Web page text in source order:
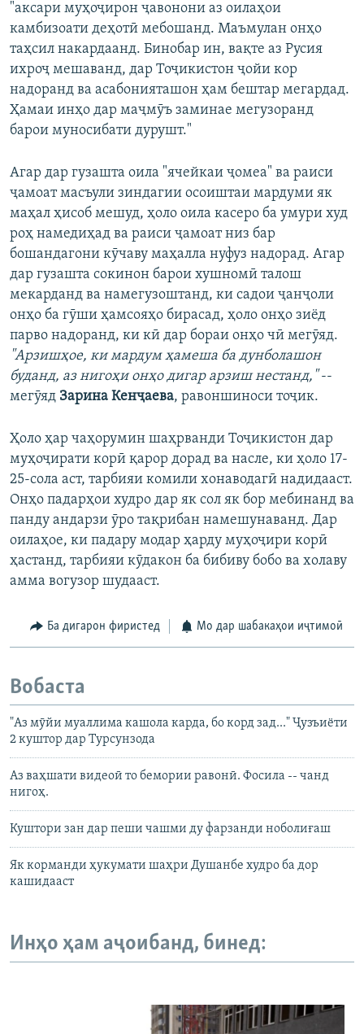
"аксари муҳоҷирон ҷавонони аз оилаҳои
камбизоати деҳотӣ мебошанд. Маъмулан онҳо
таҳсил накардаанд. Бинобар ин, вақте аз Русия
ихроҷ мешаванд, дар Тоҷикистон ҷойи кор
надоранд ва асабонияташон ҳам бештар мегардад.
Ҳамаи инҳо дар маҷмӯъ заминае мегузоранд
барои муносибати дурушт."
Агар дар гузашта оила "ячейкаи ҷомеа" ва раиси
ҷамоат масъули зиндагии осоиштаи мардуми як
маҳал ҳисоб мешуд, ҳоло оила касеро ба умури худ
роҳ намедиҳад ва раиси ҷамоат низ бар
бошандагони кӯчаву маҳалла нуфуз надорад. Агар
дар гузашта сокинон барои хушномӣ талош
мекарданд ва намегузоштанд, ки садои ҷанҷоли
онҳо ба гӯши ҳамсояҳо бирасад, ҳоло онҳо зиёд
парво надоранд, ки кӣ дар бораи онҳо чӣ мегӯяд.
"Арзишҳое, ки мардум ҳамеша ба дунболашон
буданд, аз нигоҳи онҳо дигар арзиш нестанд,"--
мегӯяд Зарина Кенҷаева, равоншиноси тоҷик.
Ҳоло ҳар чаҳорумин шаҳрванди Тоҷикистон дар
муҳоҷирати корӣ қарор дорад ва насле, ки ҳоло 17-
25-сола аст, тарбияи комили хонаводагӣ надидааст.
Онҳо падарҳои худро дар як сол як бор мебинанд ва
панду андарзи ӯро тақрибан намешунаванд. Дар
оилаҳое, ки падару модар ҳарду муҳоҷири корӣ
ҳастанд, тарбияи кӯдакон ба бибиву бобо ва холаву
амма вогузор шудааст.
Ба дигарон фиристед Мо дар шабакаҳои иҷтимоӣ
Вобаста
"Аз мӯйи муаллима кашола карда, бо корд зад..." Ҷузъиёти
2 куштор дар Турсунзода
Аз ваҳшати видеоӣ то бемории равонӣ. Фосила -- чанд
нигоҳ.
Куштори зан дар пеши чашми ду фарзанди ноболиғаш
Як корманди ҳукумати шаҳри Душанбе худро ба дор
кашидааст
Инҳо ҳам аҷоибанд, бинед: